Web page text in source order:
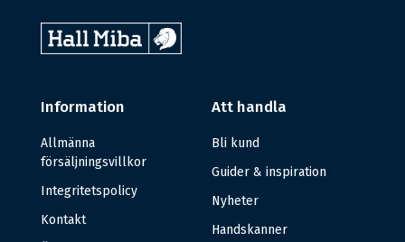
Information
Allmänna
försäljningsvillkor
Integritetspolicy
Kontakt
Att handla
Bli kund
Guider & inspiration
Nyheter
Handskanner